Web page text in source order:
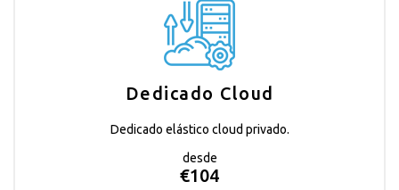
Dedicado Cloud
Dedicado elástico cloud privado.
desde
€104